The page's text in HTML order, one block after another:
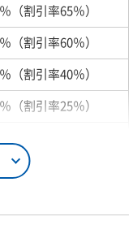
（割引率65％）
（割引率60％）
（割引率40％）
（割引率25％）
％（割引率 0％）